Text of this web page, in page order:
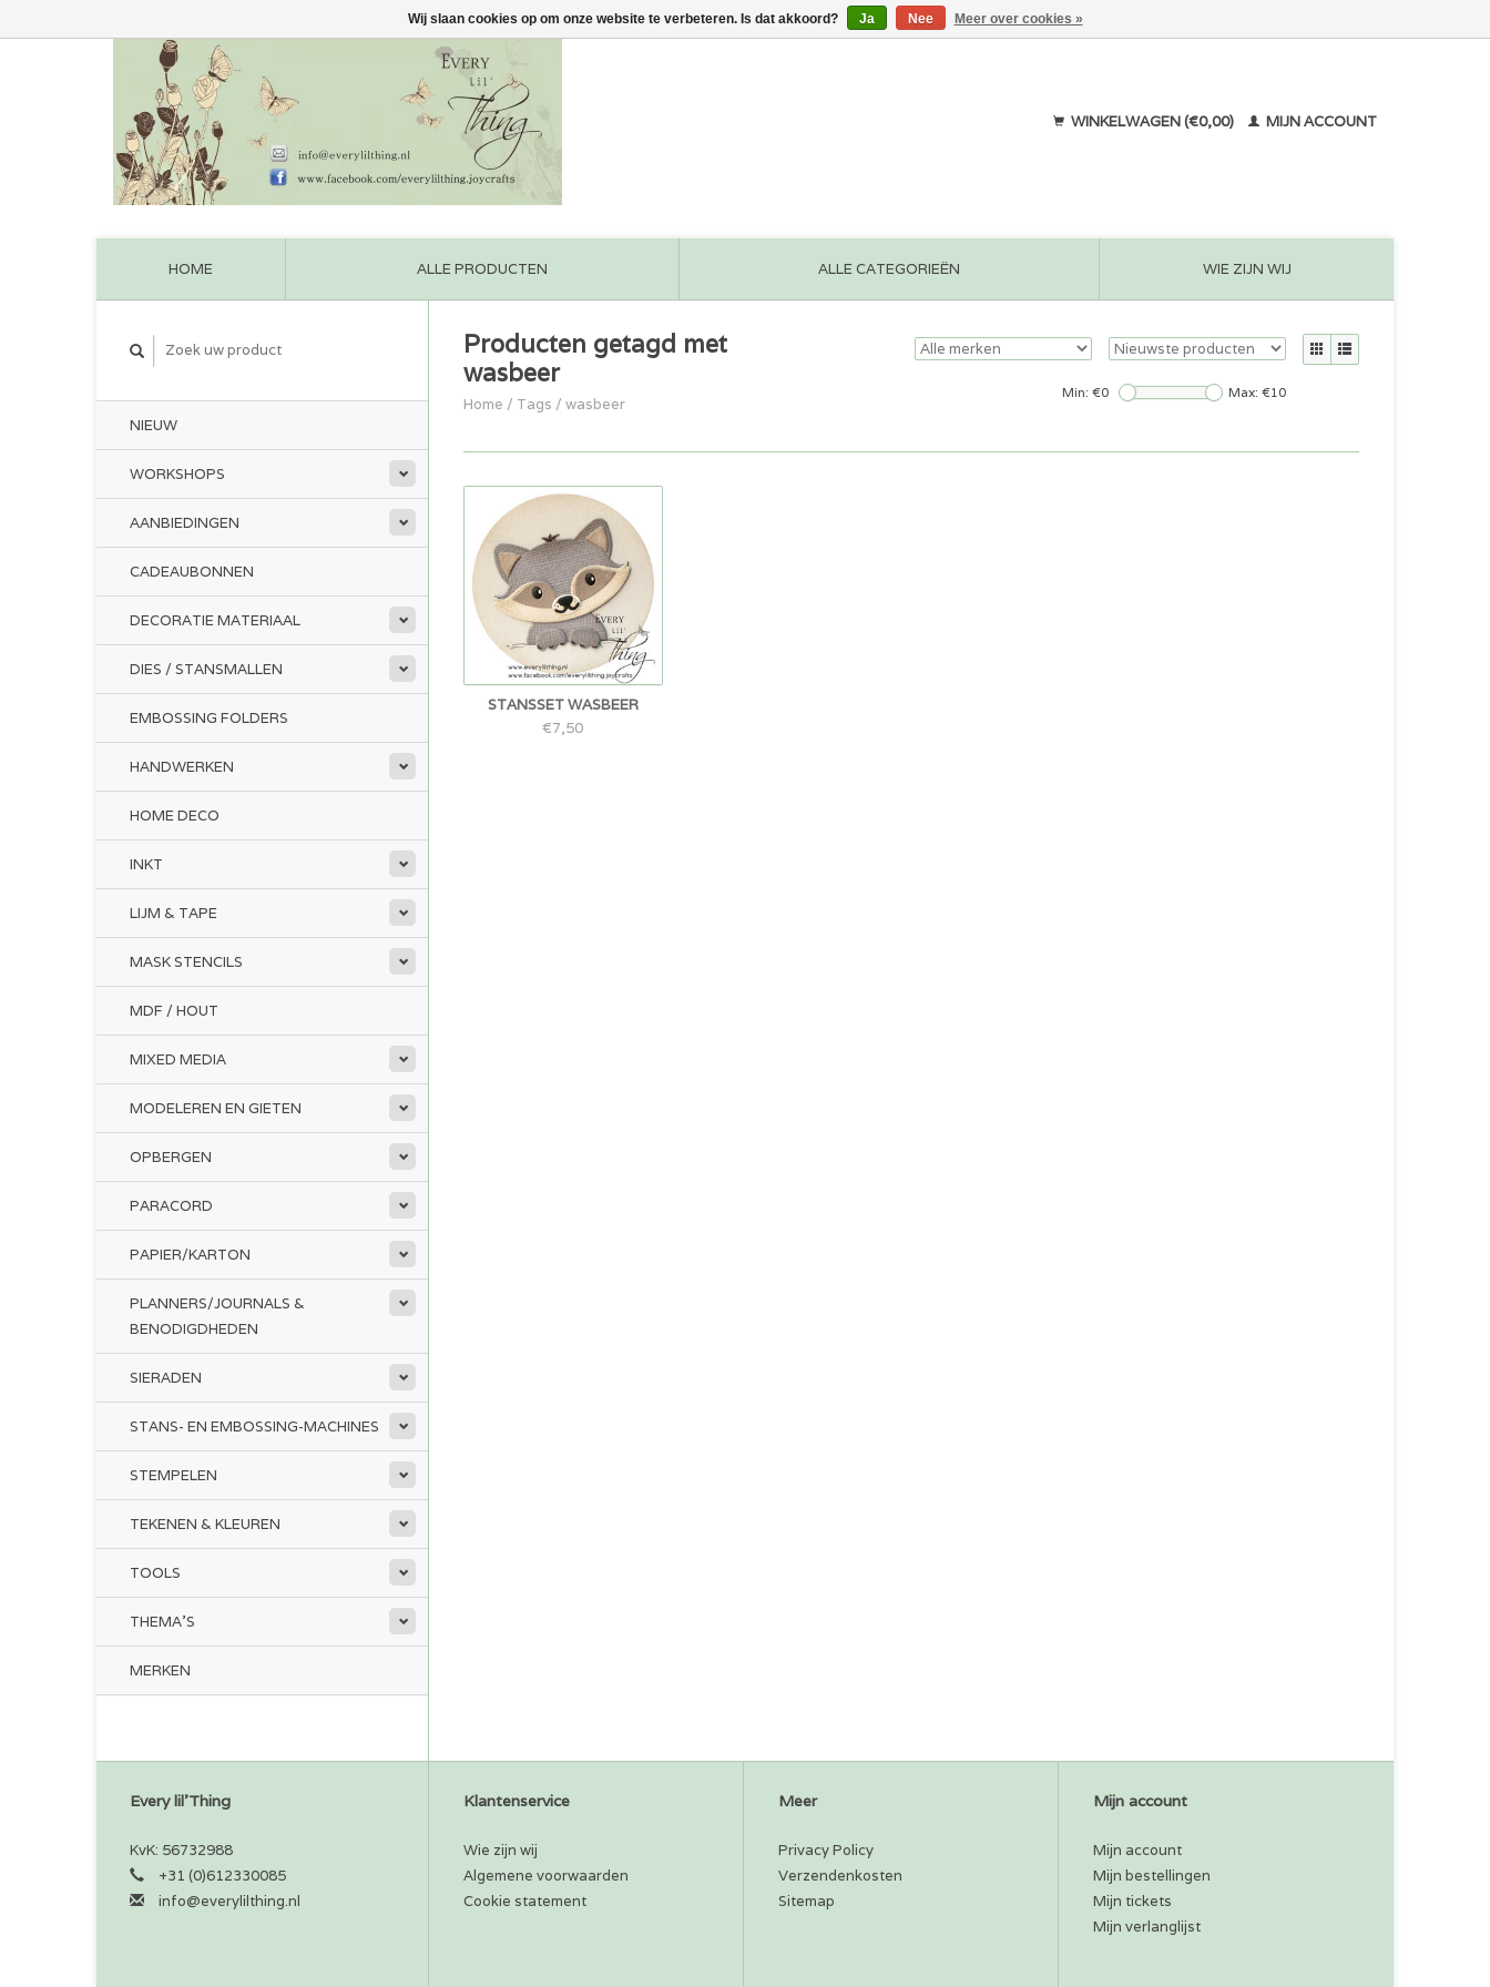
WINKELWAGEN (€0,00) MIJN ACCOUNT
HOME ALLE PRODUCTEN ALLE CATEGORIEËN WIE ZIJN WIJ
NIEUW
WORKSHOPS
AANBIEDINGEN
CADEAUBONNEN
DECORATIE MATERIAAL
DIES / STANSMALLEN
EMBOSSING FOLDERS
HANDWERKEN
HOME DECO
INKT
LIJM & TAPE
MASK STENCILS
MDF / HOUT
MIXED MEDIA
MODELEREN EN GIETEN
OPBERGEN
PARACORD
PAPIER/KARTON
PLANNERS/JOURNALS &
BENODIGDHEDEN
SIERADEN
STANS- EN EMBOSSING-MACHINES
STEMPELEN
TEKENEN & KLEUREN
TOOLS
THEMA'S
MERKEN
Producten getagd met
wasbeer
Home / Tags / wasbeer
Min: €0 Max: €10
STANSSET WASBEER
€7,50
Every lil'Thing
KvK: 56732988
+31 (0)612330085
info@everylilthing.nl
Klantenservice
Wie zijn wij
Algemene voorwaarden
Cookie statement
Meer
Privacy Policy
Verzendenkosten
Sitemap
Mijn account
Mijn account
Mijn bestellingen
Mijn tickets
Mijn verlanglijst
Wij slaan cookies op om onze website te verbeteren. Is dat akkoord? Ja Nee Meer over cookies »